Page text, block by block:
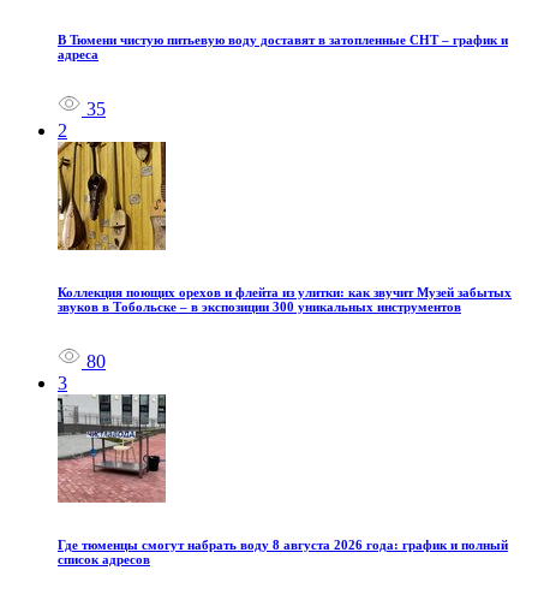
В Тюмени чистую питьевую воду доставят в затопленные СНТ – график и
адреса
35
2
Коллекция поющих орехов и флейта из улитки: как звучит Музей забытых
звуков в Тобольске – в экспозиции 300 уникальных инструментов
80
3
Где тюменцы смогут набрать воду 8 августа 2026 года: график и полный
список адресов